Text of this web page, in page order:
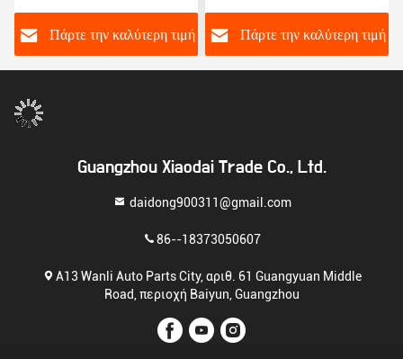
αυτοκινήτων για Toyota
Corolla Yaris Alitis 88320-
52010 883205201
Πάρτε την καλύτερη τιμή
Citroen NEW Elysee/C3-
XR JSR11T601088
Πάρτε την καλύτερη τιμή
Guangzhou Xiaodai Trade Co., Ltd.
daidong900311@gmail.com
86--18373050607
Α13 Wanli Auto Parts City, αριθ. 61 Guangyuan Middle
Road, περιοχή Baiyun, Guangzhou